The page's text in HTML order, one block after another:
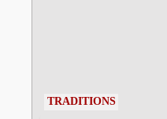
TRADITIONS